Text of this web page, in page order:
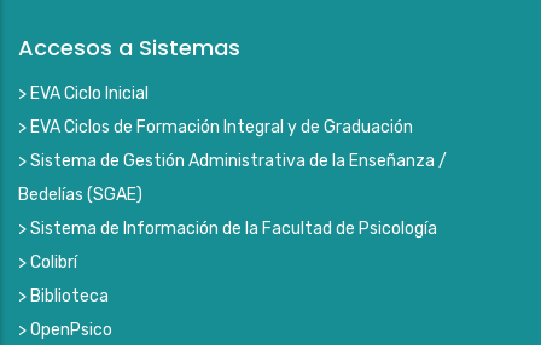
Accesos a Sistemas
> EVA Ciclo Inicial
> EVA Ciclos de Formación Integral y de Graduación
> Sistema de Gestión Administrativa de la Enseñanza /
Bedelías (SGAE)
> Sistema de Información de la Facultad de Psicología
> Colibrí
> Biblioteca
> OpenPsico